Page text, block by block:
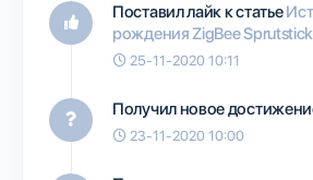
Поставил лайк к статье
рождения ZigBee
25-11-2020 10:11
Получил новое
23-11-2020 10:00